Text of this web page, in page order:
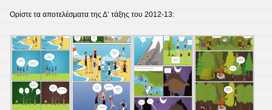
Ορίστε τα αποτελέσματα της Δ’ τάξης του 2012-13: